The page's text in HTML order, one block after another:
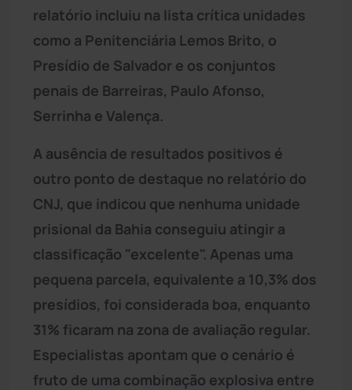
relatório incluiu na lista crítica unidades
como a Penitenciária Lemos Brito, o
Presídio de Salvador e os conjuntos
penais de Barreiras, Paulo Afonso,
Serrinha e Valença.
A ausência de resultados positivos é
outro ponto de destaque no relatório do
CNJ, que indicou que nenhuma unidade
prisional da Bahia conseguiu atingir a
classificação "excelente". Apenas uma
pequena parcela, equivalente a 10,3% dos
presídios, foi considerada boa, enquanto
31% ficaram na zona de avaliação regular.
Especialistas apontam que o cenário é
fruto de uma combinação explosiva entre